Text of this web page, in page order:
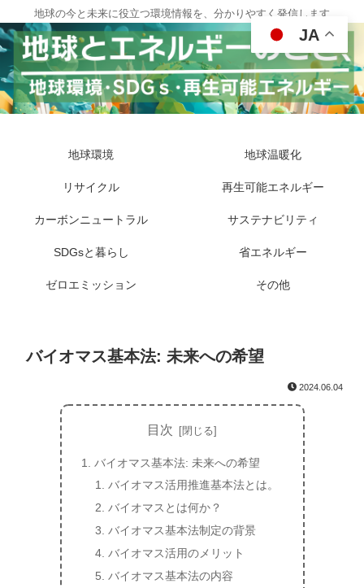
地球の今と未来に役立つ環境情報を、分かりやすく発信します
地球環境 地球温暖化
リサイクル 再生可能エネルギー
カーボンニュートラル サステナビリティ
SDGsと暮らし 省エネルギー
ゼロエミッション その他
バイオマス基本法: 未来への希望
2024.06.04
目次
バイオマス基本法: 未来への希望
バイオマス活用推進基本法とは。
バイオマスとは何か？
バイオマス基本法制定の背景
バイオマス活用のメリット
バイオマス基本法の内容
JA